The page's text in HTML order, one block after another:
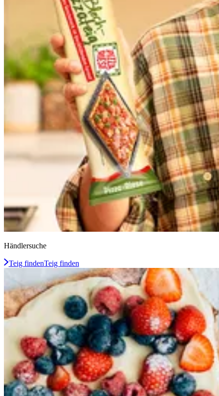
Händlersuche
Teig findenTeig finden